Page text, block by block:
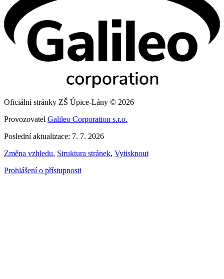
Oficiální stránky ZŠ Úpice-Lány © 2026
Provozovatel Galileo Corporation s.r.o.
Poslední aktualizace: 7. 7. 2026
Změna vzhledu, Struktura stránek, Vytisknout
Prohlášení o přístupnosti